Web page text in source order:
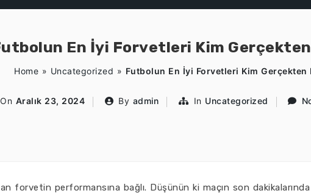
En İyi Forvetleri Kim
Home » Uncategorized » Futbolun En İyi Forvetleri Kim Gerçekten
On Aralık 23, 2024 By admin In Uncategorized
forvetin performansına bağlı. Düşünün ki maçın son dakikalarında